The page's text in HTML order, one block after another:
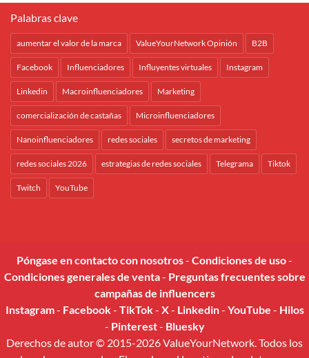
Palabras clave
aumentar el valor de la marca ValueYourNetwork Opinión B2B
Facebook Influenciadores Influyentes virtuales Instagram
Linkedin Macroinfluenciadores Marketing
comercialización de castañas Microinfluenciadores
Nanoinfluenciadores redes sociales secretos de marketing
redes sociales 2026 estrategias de redes sociales Telegrama Tiktok
Twitch YouTube
Póngase en contacto con nosotros- Condiciones de uso-
Condiciones generales de venta- Preguntas frecuentes sobre
campañas de influencers
Instagram- Facebook- TikTok- X- Linkedin- YouTube - Hilos
- Pinterest- Bluesky
Derechos de autor © 2015-2026 ValueYourNetwork. Todos los